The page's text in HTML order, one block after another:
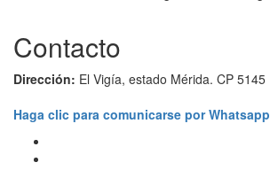
Contacto
Dirección: El Vigía, estado Mérida. CP 5145
Haga clic para comunicarse por Whatsapp